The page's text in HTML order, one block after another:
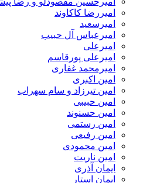
امیررضا کاکاوند
امیرسعید
امیرعباس آل حبیب
امیرعلی
امیرعلی پورقاسم
امیرمحمد غفاری
امین اکبری
امین تیرزاد و سام سهراب
امین حبیبی
امین حسنوند
امین رستمی
امین رفیعی
امین محمودی
امین ناریت
ایمان آذری
ایمان استار